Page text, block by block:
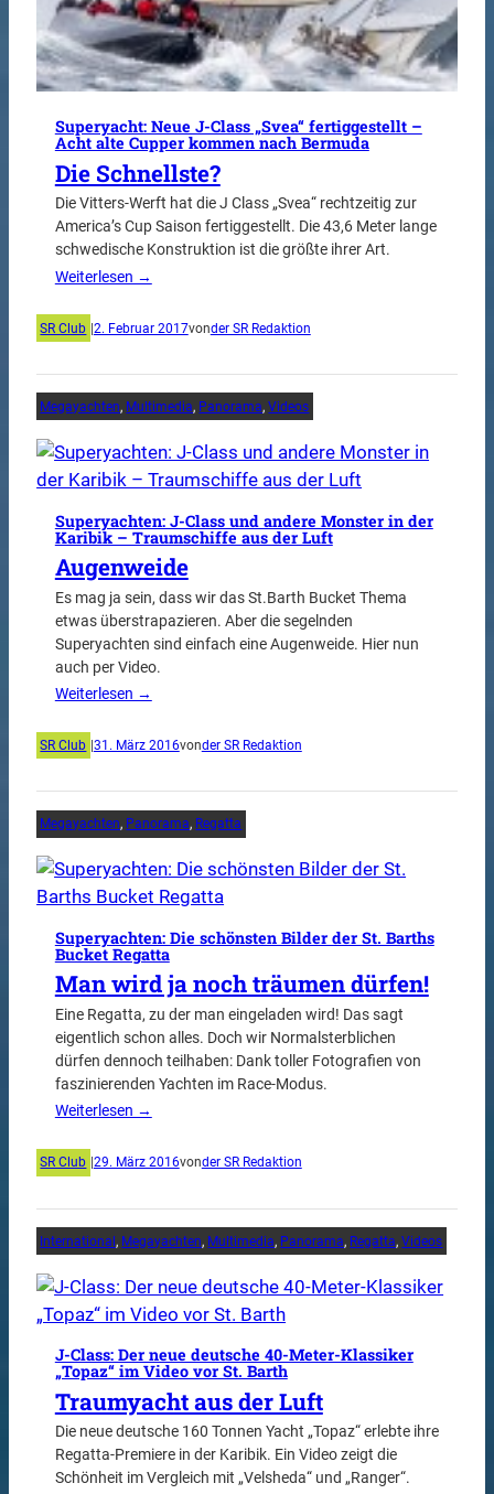
Superyacht: Neue J-Class „Svea“ fertiggestellt –
Acht alte Cupper kommen nach Bermuda
Die Schnellste?
Die Vitters-Werft hat die J Class „Svea“ rechtzeitig zur
America’s Cup Saison fertiggestellt. Die 43,6 Meter lange
schwedische Konstruktion ist die größte ihrer Art.
Weiterlesen →
SR Club |2. Februar 2017vonder SR Redaktion
Megayachten, Multimedia, Panorama, Videos
Superyachten: J-Class und andere Monster in der
Karibik – Traumschiffe aus der Luft
Augenweide
Es mag ja sein, dass wir das St.Barth Bucket Thema
etwas überstrapazieren. Aber die segelnden
Superyachten sind einfach eine Augenweide. Hier nun
auch per Video.
Weiterlesen →
SR Club 31. März 2016vonder SR Redaktion
Megayachten, Panorama, Regatta
Superyachten: Die schönsten Bilder der St. Barths
Bucket Regatta
Man wird ja noch träumen dürfen!
Eine Regatta, zu der man eingeladen wird! Das sagt
eigentlich schon alles. Doch wir Normalsterblichen
dürfen dennoch teilhaben: Dank toller Fotografien von
faszinierenden Yachten im Race-Modus.
Weiterlesen →
SR Club 29. März 2016vonder SR Redaktion
International, Megayachten, Multimedia, Panorama, Regatta, Videos
J-Class: Der neue deutsche 40-Meter-Klassiker
„Topaz“ im Video vor St. Barth
Traumyacht aus der Luft
Die neue deutsche 160 Tonnen Yacht „Topaz“ erlebte ihre
Regatta-Premiere in der Karibik. Ein Video zeigt die
Schönheit im Vergleich mit „Velsheda“ und „Ranger“.